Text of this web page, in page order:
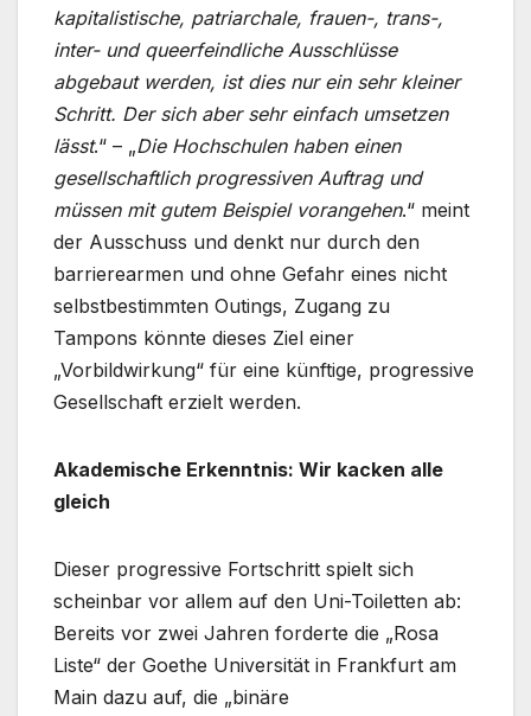
kapitalistische, patriarchale, frauen-, trans-,
inter- und queerfeindliche Ausschlüsse
abgebaut werden, ist dies nur ein sehr kleiner
Schritt. Der sich aber sehr einfach umsetzen
lässt.“ – „Die Hochschulen haben einen
gesellschaftlich progressiven Auftrag und
müssen mit gutem Beispiel vorangehen.“ meint
der Ausschuss und denkt nur durch den
barrierearmen und ohne Gefahr eines nicht
selbstbestimmten Outings, Zugang zu
Tampons könnte dieses Ziel einer
„Vorbildwirkung“ für eine künftige, progressive
Gesellschaft erzielt werden.
Akademische Erkenntnis: Wir kacken alle
gleich
Dieser progressive Fortschritt spielt sich
scheinbar vor allem auf den Uni-Toiletten ab:
Bereits vor zwei Jahren forderte die „Rosa
Liste“ der Goethe Universität in Frankfurt am
Main dazu auf, die „binäre